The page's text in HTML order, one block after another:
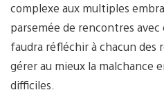
complexe aux multiples
parsemée de rencontres avec
faudra réfléchir à chacun des
gérer au mieux la malchance
difficiles.